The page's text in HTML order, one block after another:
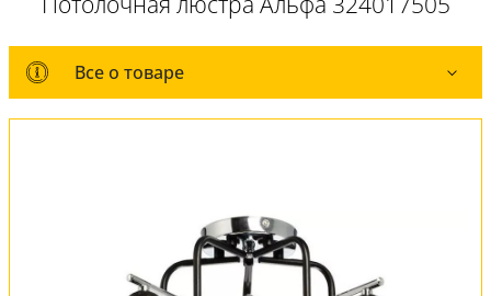
Все о товаре
Все о товаре
Вся коллекция
Оплата и доставка